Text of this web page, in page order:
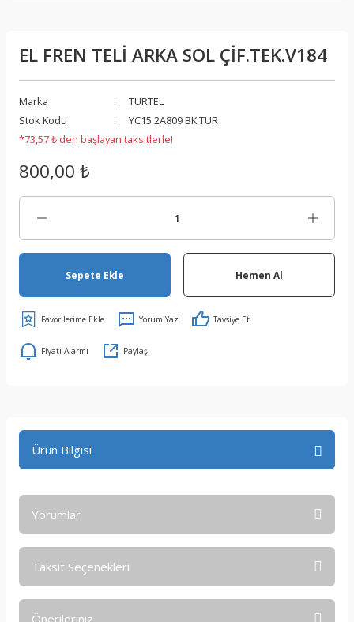
EL FREN TELİ ARKA SOL ÇİF.TEK.V184
Marka
TURTEL
Stok Kodu
YC15 2A809 BK.TUR
*73,57 ₺ den başlayan taksitlerle!
800,00 ₺
Sepete Ekle Hemen Al
Yorum Yaz Tavsiye Et
Fiyatı Alarmı Paylaş
Ürün Bilgisi
Yorumlar
Taksit Seçenekleri
Önerileriniz